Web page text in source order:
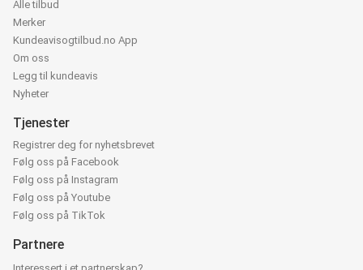
Alle tilbud
Merker
Kundeavisogtilbud.no App
Om oss
Legg til kundeavis
Nyheter
Tjenester
Registrer deg for nyhetsbrevet
Følg oss på Facebook
Følg oss på Instagram
Følg oss på Youtube
Følg oss på TikTok
Partnere